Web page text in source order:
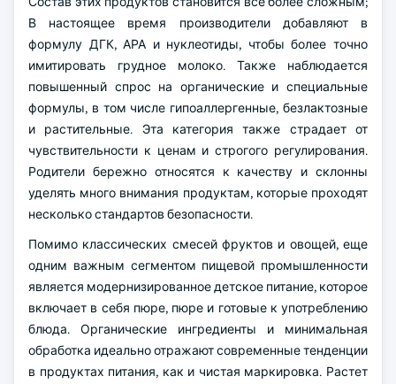
В настоящее время производители добавляют в
формулу ДГК, АРА и нуклеотиды, чтобы более точно
имитировать грудное молоко. Также наблюдается
повышенный спрос на органические и специальные
формулы, в том числе гипоаллергенные, безлактозные
и растительные. Эта категория также страдает от
чувствительности к ценам и строгого регулирования.
Родители бережно относятся к качеству и склонны
уделять много внимания продуктам, которые проходят
несколько стандартов безопасности.
Помимо классических смесей фруктов и овощей, еще
одним важным сегментом пищевой промышленности
является модернизированное детское питание, которое
включает в себя пюре, пюре и готовые к употреблению
блюда. Органические ингредиенты и минимальная
обработка идеально отражают современные тенденции
в продуктах питания, как и чистая маркировка. Растет